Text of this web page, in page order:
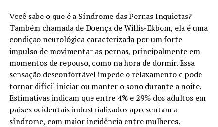
Você sabe o que é a Síndrome das Pernas Inquietas?
Também chamada de Doença de Willis-Ekbom, ela é uma
condição neurológica caracterizada por um forte
impulso de movimentar as pernas, principalmente em
momentos de repouso, como na hora de dormir. Essa
sensação desconfortável impede o relaxamento e pode
tornar difícil iniciar ou manter o sono durante a noite.
Estimativas indicam que entre 4% e 29% dos adultos em
países ocidentais industrializados apresentam a
síndrome, com maior incidência entre mulheres.